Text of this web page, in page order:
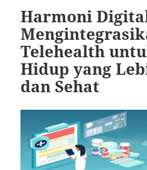
Harmoni
Telehealth
Hidup yang
dan Sehat